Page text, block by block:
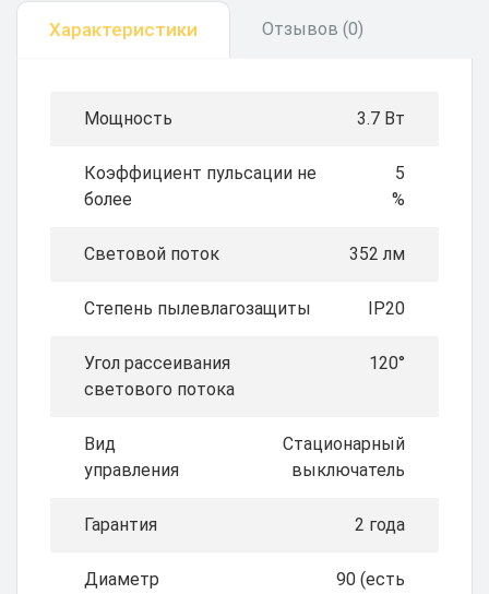
Характеристики Отзывов (0)
Мощность 3.7 Вт
Коэффициент пульсации не
более
5
%
Световой поток 352 лм
Степень пылевлагозащиты IP20
Угол рассеивания
светового потока
120°
Вид
управления
Стационарный
выключатель
Гарантия 2 года
Диаметр
90 (есть